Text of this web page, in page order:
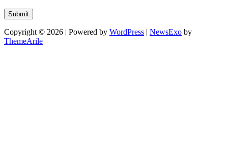
Copyright © 2026 | Powered by WordPress | NewsExo by
ThemeArile